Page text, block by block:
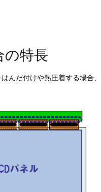
の特長
んだ付けや熱圧着する場合